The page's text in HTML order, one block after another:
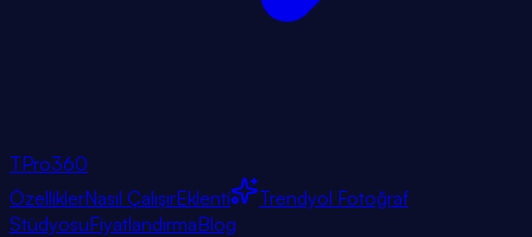
TPro360
ÖzelliklerNasıl ÇalışırEklenti
Trendyol Fotoğraf
StüdyosuFiyatlandırmaBlog